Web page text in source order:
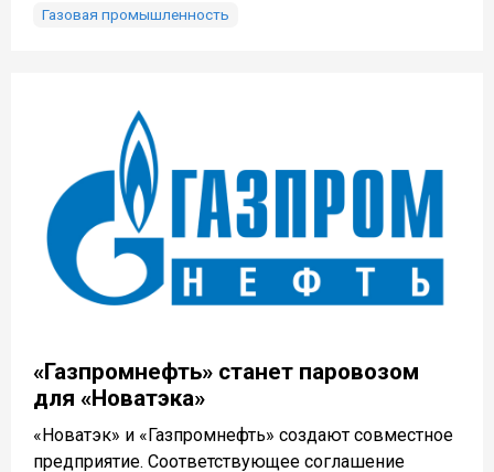
Газовая промышленность
«Газпромнефть» станет паровозом
для «Новатэка»
«Новатэк» и «Газпромнефть» создают совместное
предприятие. Соответствующее соглашение